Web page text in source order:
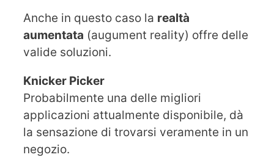
Anche in questo caso la realtà
aumentata (augument reality) offre delle
valide soluzioni.
Knicker Picker
Probabilmente una delle migliori
applicazioni attualmente disponibile, dà
la sensazione di trovarsi veramente in un
negozio.